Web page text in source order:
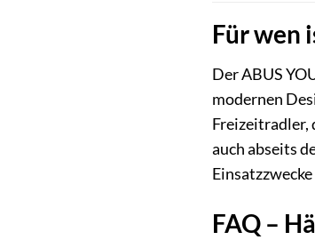
Für wen
Der ABUS
modernen
Freizeitradler,
auch abseits
FAQ –